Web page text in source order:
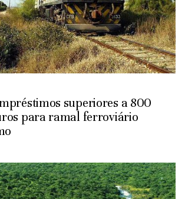
superiores a 800
para ramal ferroviário